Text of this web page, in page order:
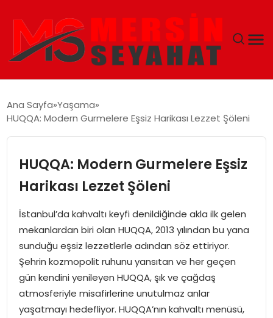
EKONOMI
EĞITIM
TEKNOLOJI
GÜNCEL
Ana Sayfa Yaşama
HUQQA: Modern Gurmelere Eşsiz Harikası Lezzet Şöleni
HUQQA: Modern Gurmelere Eşsiz
Harikası Lezzet Şöleni
İstanbul’da kahvaltı keyfi denildiğinde akla ilk gelen
mekanlardan biri olan HUQQA, 2013 yılından bu yana
sunduğu eşsiz lezzetlerle adından söz ettiriyor.
Şehrin kozmopolit ruhunu yansıtan ve her geçen
gün kendini yenileyen HUQQA, şık ve çağdaş
atmosferiyle misafirlerine unutulmaz anlar
yaşatmayı hedefliyor. HUQQA’nın kahvaltı menüsü,